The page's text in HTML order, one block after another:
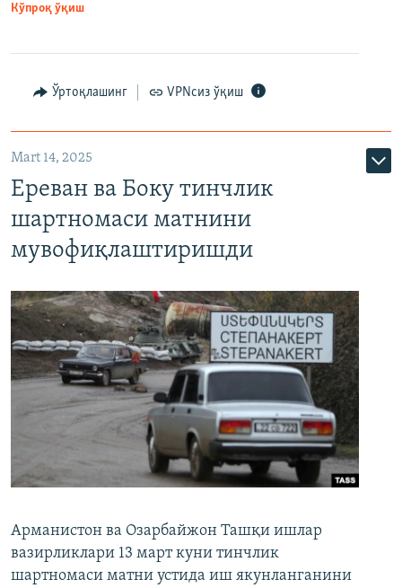
Кўпроқ ўқиш
Ўртоқлашинг VPNсиз ўқиш
Mart 14, 2025
Ереван ва Боку тинчлик
шартномаси матнини
мувофиқлаштиришди
Арманистон ва Озарбайжон Ташқи ишлар
вазирликлари 13 март куни тинчлик
шартномаси матни устида иш якунланганини